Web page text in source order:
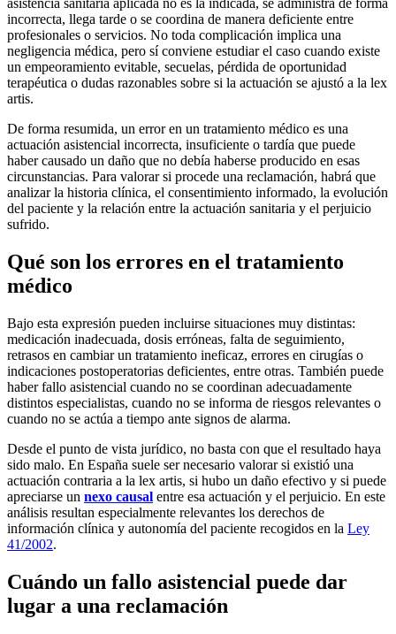
asistencia sanitaria aplicada no es la indicada, se administra de forma
incorrecta, llega tarde o se coordina de manera deficiente entre
profesionales o servicios. No toda complicación implica una
negligencia médica, pero sí conviene estudiar el caso cuando existe
un empeoramiento evitable, secuelas, pérdida de oportunidad
terapéutica o dudas razonables sobre si la actuación se ajustó a la lex
artis.
De forma resumida, un error en un tratamiento médico es una
actuación asistencial incorrecta, insuficiente o tardía que puede
haber causado un daño que no debía haberse producido en esas
circunstancias. Para valorar si procede una reclamación, habrá que
analizar la historia clínica, el consentimiento informado, la evolución
del paciente y la relación entre la actuación sanitaria y el perjuicio
sufrido.
Qué son los errores en el tratamiento
médico
Bajo esta expresión pueden incluirse situaciones muy distintas:
medicación inadecuada, dosis erróneas, falta de seguimiento,
retrasos en cambiar un tratamiento ineficaz, errores en cirugías o
indicaciones postoperatorias deficientes, entre otras. También puede
haber fallo asistencial cuando no se coordinan adecuadamente
distintos especialistas, cuando no se informa de riesgos relevantes o
cuando no se actúa a tiempo ante signos de alarma.
Desde el punto de vista jurídico, no basta con que el resultado haya
sido malo. En España suele ser necesario valorar si existió una
actuación contraria a la lex artis, si hubo un daño efectivo y si puede
apreciarse un nexo causal entre esa actuación y el perjuicio. En este
análisis resultan especialmente relevantes los derechos de
información clínica y autonomía del paciente recogidos en la Ley
41/2002.
Cuándo un fallo asistencial puede dar
lugar a una reclamación